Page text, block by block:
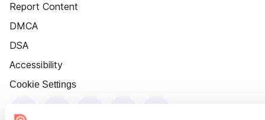
Report Content
DMCA
DSA
Accessibility
Cookie Settings